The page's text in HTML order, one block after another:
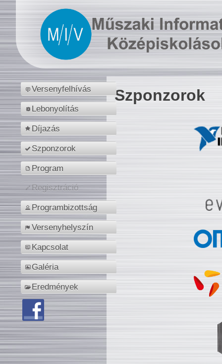
Versenyfelhívás
Lebonyolítás
Díjazás
Szponzorok
Program
Regisztráció
Programbizottság
Versenyhelyszín
Kapcsolat
Galéria
Eredmények
Szponzorok